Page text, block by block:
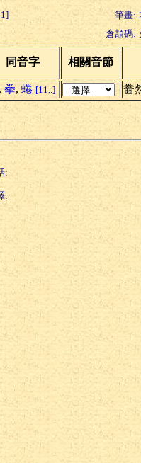
筆畫:
倉頡碼:
同音字 相關音節
, 拳, 蜷 [11..] 齤
:
: